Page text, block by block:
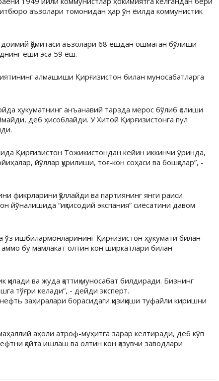
аъзолари томонидан ҳар ўн ёилда коммунистик
доимий қўмитаси аъзолари 68 ёшдан ошмаган бўлиши
ёши эса 59 ёш.
алмашиши Қирғизистон билан муносабатларга
ҳукуматнинг анъанавий тарзда мерос бўлиб қолиши
деб ҳисоблайди. У Хитой Қирғизистонга пул
Қирғизистон Тожикистондан кейин иккинчи ўринда,
йўллар қурилиши, тоғ-кон соҳаси ва бошқалар”, -
фикрларини қўллайди ва партиянинг янги раиси
йўналишида “иқтисодий экспания” сиёсатини давом
ўз ишбилармонларининг Қирғизистон ҳукумати билан
бу мамлакат олтин кон ширкатлари билан
қилади ва жуда қаттиқ муносабат билдиради. Бизнинг
тўғри келади”, - дейди эксперт.
нефть заҳиралари борасидаги қизиқиши туфайли киришни
аҳоли атроф-муҳитга зарар келтиради, деб кўп
қайта ишлаш ва олтин кон қазувчи заводлари